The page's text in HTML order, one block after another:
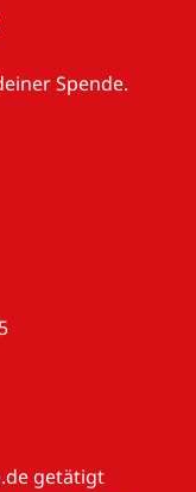
Spende.
getätigt